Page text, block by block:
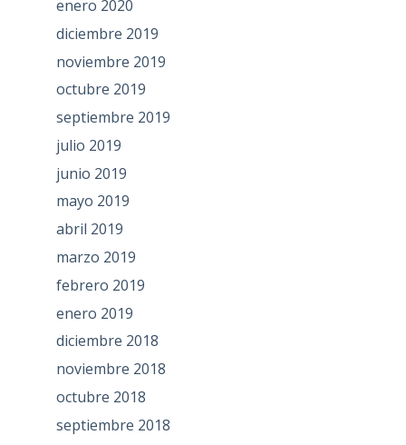
enero 2020
diciembre 2019
noviembre 2019
octubre 2019
septiembre 2019
julio 2019
junio 2019
mayo 2019
abril 2019
marzo 2019
febrero 2019
enero 2019
diciembre 2018
noviembre 2018
octubre 2018
septiembre 2018